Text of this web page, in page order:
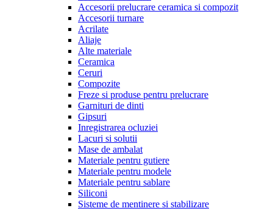
Accesorii prelucrare ceramica si compozit
Accesorii turnare
Acrilate
Aliaje
Alte materiale
Ceramica
Ceruri
Compozite
Freze si produse pentru prelucrare
Garnituri de dinti
Gipsuri
Inregistrarea ocluziei
Lacuri si solutii
Mase de ambalat
Materiale pentru gutiere
Materiale pentru modele
Materiale pentru sablare
Siliconi
Sisteme de mentinere si stabilizare